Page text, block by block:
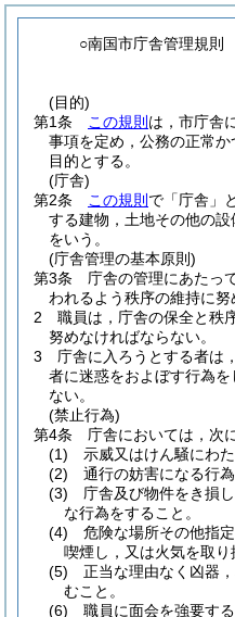
○南国市庁舎管理規則
(目的)
第1条
この規則 は，市庁舎
事項を定め，公務の正常
目的とする。
(庁舎)
第2条
この規則 で「庁舎」
する建物，土地その他の
をいう。
(庁舎管理の基本原則)
第3条
庁舎の管理にあたっ
われるよう秩序の維持に努
2
職員は，庁舎の保全と秩
努めなければならない。
3
庁舎に入ろうとする者は
者に迷惑をおよぼす行為
ない。
(禁止行為)
第4条
庁舎においては，次
(1)
示威又はけん騒にわ
(2)
通行の妨害になる行為
(3)
庁舎及び物件をき損
な行為をすること。
(4)
危険な場所その他指
喫煙し，又は火気を取り
(5)
正当な理由なく凶器
むこと。
(6)
職員に面会を強要する